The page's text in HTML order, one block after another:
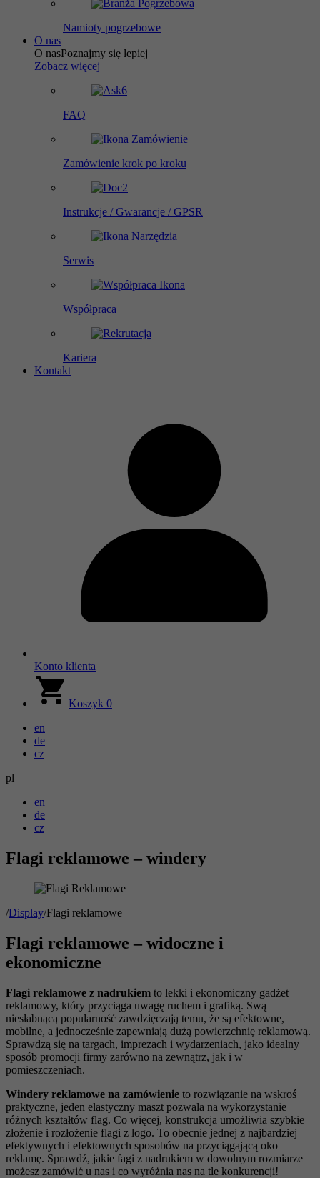
Namioty pogrzebowe
O nas
O nasPoznajmy się lepiej
Zobacz więcej
FAQ
Zamówienie krok po kroku
Instrukcje / Gwarancje / GPSR
Serwis
Współpraca
Kariera
Kontakt
Konto klienta
Koszyk 0
en
de
cz
pl
en
de
cz
Flagi reklamowe – windery
/Display/Flagi reklamowe
Flagi reklamowe – widoczne i
ekonomiczne
Flagi reklamowe z nadrukiem to lekki i ekonomiczny gadżet
reklamowy, który przyciąga uwagę ruchem i grafiką. Swą
niesłabnącą popularność zawdzięczają temu, że są efektowne,
mobilne, a jednocześnie zapewniają dużą powierzchnię reklamową.
Sprawdzą się na targach, imprezach i wydarzeniach, jako idealny
sposób promocji firmy zarówno na zewnątrz, jak i w
pomieszczeniach.
Windery reklamowe na zamówienie to rozwiązanie na wskroś
praktyczne, jeden elastyczny maszt pozwala na wykorzystanie
różnych kształtów flag. Co więcej, konstrukcja umożliwia szybkie
złożenie i rozłożenie flagi z logo. To obecnie jednej z najbardziej
efektywnych i efektownych sposobów na przyciągającą oko
reklamę. Sprawdź, jakie fagi z nadrukiem w dowolnym rozmiarze
możesz zamówić u nas i co wyróżnia nas na tle konkurencji!